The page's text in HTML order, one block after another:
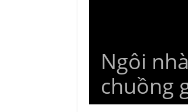
Ngôi
chuồng